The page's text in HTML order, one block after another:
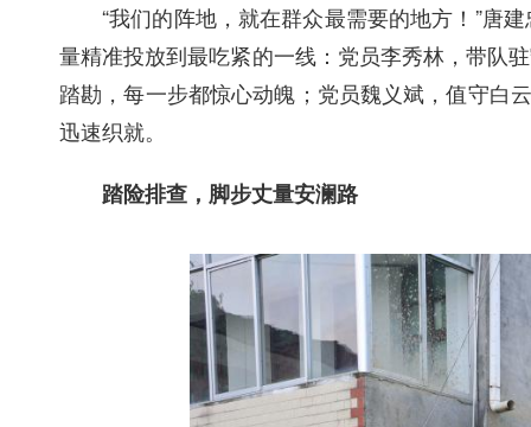
“我们的阵地，就在群众最需要的地方！”唐
量精准投放到最吃紧的一线：党员李秀林，带队
踏勘，每一步都惊心动魄；党员魏义斌，值守白
迅速织就。
踏险排查，脚步丈量安澜路